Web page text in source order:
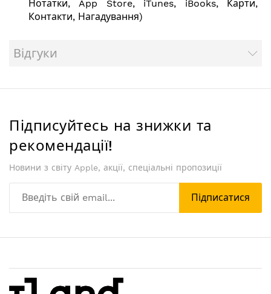
Нотатки, App Store, iTunes, iBooks, Карти,
Контакти, Нагадування)
Відгуки
Підписуйтесь на знижки та
рекомендації!
Новини з світу Apple, акції, спеціальні пропозиції
Підписатися